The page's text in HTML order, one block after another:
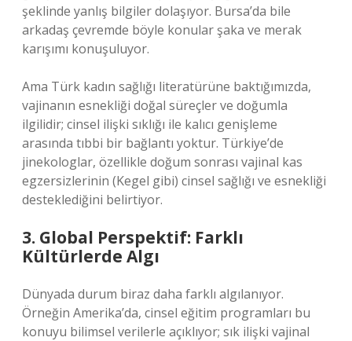
şeklinde yanlış bilgiler dolaşıyor. Bursa’da bile
arkadaş çevremde böyle konular şaka ve merak
karışımı konuşuluyor.
Ama Türk kadın sağlığı literatürüne baktığımızda,
vajinanın esnekliği doğal süreçler ve doğumla
ilgilidir; cinsel ilişki sıklığı ile kalıcı genişleme
arasında tıbbi bir bağlantı yoktur. Türkiye’de
jinekologlar, özellikle doğum sonrası vajinal kas
egzersizlerinin (Kegel gibi) cinsel sağlığı ve esnekliği
desteklediğini belirtiyor.
3. Global Perspektif: Farklı
Kültürlerde Algı
Dünyada durum biraz daha farklı algılanıyor.
Örneğin Amerika’da, cinsel eğitim programları bu
konuyu bilimsel verilerle açıklıyor; sık ilişki vajinal